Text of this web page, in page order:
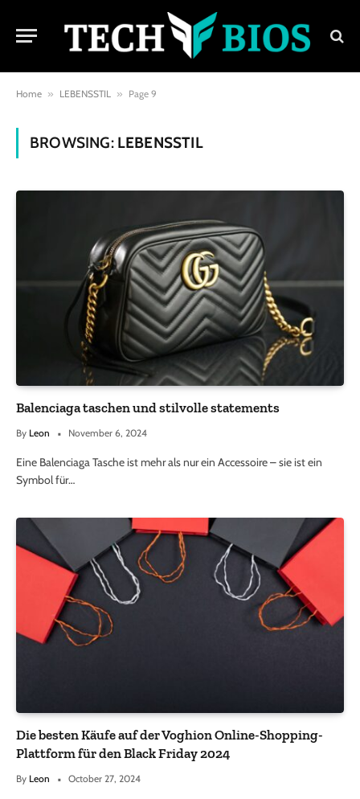
Home » LEBENSSTIL » Page 9
BROWSING: LEBENSSTIL
Balenciaga taschen und stilvolle statements
By Leon November 6, 2024
Eine Balenciaga Tasche ist mehr als nur ein Accessoire – sie ist ein
Symbol für…
Die besten Käufe auf der Voghion Online-Shopping-
Plattform für den Black Friday 2024
By Leon October 27, 2024